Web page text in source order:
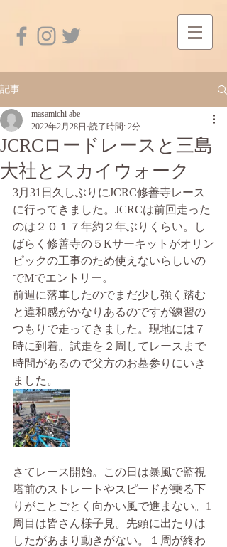
記事
JCRCロードレースと三島
大社とスカイウォーク
masamichi abe
2022年2月28日 読了時間: 2分
3月31日久しぶりにJCRC修善寺レース
に行ってきました。JCRCは前回走った
のは２０１７年約２年ぶりくらい。し
ばらく修善寺の５Kサーキットがオリン
ピックの工事のため使えないらしいの
でMでエントリー。
前週に落車したのでまだ少し強く踏む
と違和感がかなりあるのですが練習の
つもりで走ってきました。現地には７
時に到着。試走を２周してレースまで
時間があるので父方のお墓参りにいき
ました。
さてレース開始。この日は暴風で監視
塔前のストレートやスピードが乗る下
りがことごとく向かい風で進まない。1
周目は皆さん様子見。先頭に出たりは
したがあまり動きがない。１周が終わ